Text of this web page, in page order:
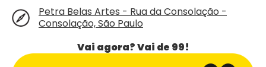
Petra Belas Artes - Rua da Consolação -
Consolação, São Paulo
Vai agora? Vai de 99!